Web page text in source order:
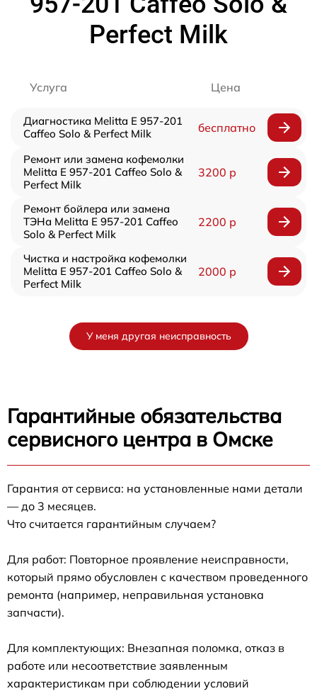
Perfect Milk
Услуга Цена
Диагностика Melitta E 957-201
Caffeo Solo & Perfect Milk
бесплатно
Ремонт или замена кофемолки
Melitta E 957-201 Caffeo Solo &
Perfect Milk
3200 р
Ремонт бойлера или замена
ТЭНа Melitta E 957-201 Caffeo
Solo & Perfect Milk
2200 р
Чистка и настройка кофемолки
Melitta E 957-201 Caffeo Solo &
Perfect Milk
2000 р
У меня другая неисправность
Гарантийные обязательства
сервисного центра в Омске
Гарантия от сервиса: на установленные нами детали
— до 3 месяцев.
Что считается гарантийным случаем?
Для работ: Повторное проявление неисправности,
который прямо обусловлен с качеством проведенного
ремонта (например, неправильная установка
запчасти).
Для комплектующих: Внезапная поломка, отказ в
работе или несоответствие заявленным
характеристикам при соблюдении условий